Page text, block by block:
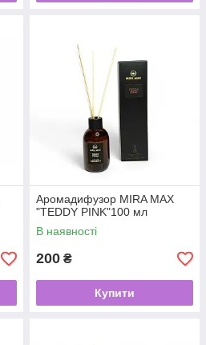
Аромадифузор MIRA MAX
"TEDDY PINK"100 мл
В наявності
200 ₴
Купити